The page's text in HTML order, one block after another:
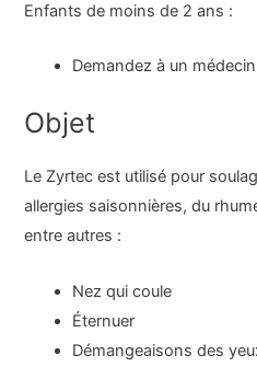
Enfants de moins de 2 ans :
Demandez à un médecin
Objet
Le Zyrtec est utilisé pour
allergies saisonnières, du
entre autres :
Nez qui coule
Éternuer
Démangeaisons des